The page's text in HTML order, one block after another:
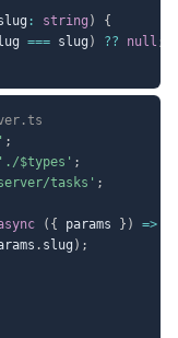
: string )
{
=== slug ) ?? null ;
;
'./$types' ;
tasks' ;
( { params } ) =>
. slug ) ;